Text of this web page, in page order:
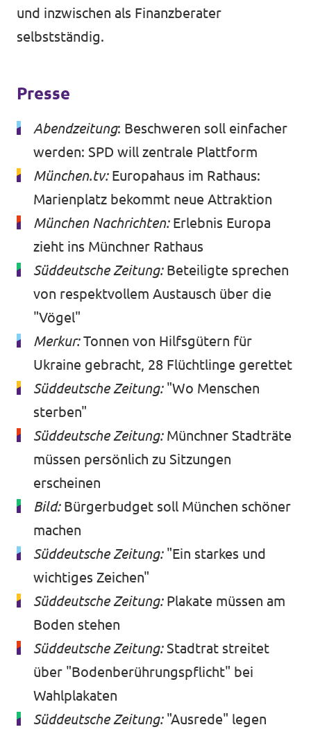
und inzwischen als Finanzberater
selbstständig.
Presse
Abendzeitung: Beschweren soll einfacher
werden: SPD will zentrale Plattform
München.tv: Europahaus im Rathaus:
Marienplatz bekommt neue Attraktion
München Nachrichten:Erlebnis Europa
zieht ins Münchner Rathaus
Süddeutsche Zeitung: Beteiligte sprechen
von respektvollem Austausch über die
"Vögel"
Merkur: Tonnen von Hilfsgütern für
Ukraine gebracht, 28 Flüchtlinge gerettet
Süddeutsche Zeitung: "Wo Menschen
sterben"
Süddeutsche Zeitung: Münchner Stadträte
müssen persönlich zu Sitzungen
erscheinen
Bild: Bürgerbudget soll München schöner
machen
Süddeutsche Zeitung: "Ein starkes und
wichtiges Zeichen"
Süddeutsche Zeitung: Plakate müssen am
Boden stehen
Süddeutsche Zeitung: Stadtrat streitet
über "Bodenberührungspflicht" bei
Wahlplakaten
Süddeutsche Zeitung: "Ausrede" legen